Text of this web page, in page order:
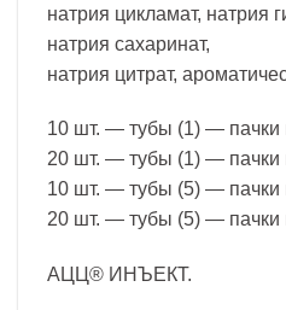
натрия цикламат, натрия
натрия сахаринат,
натрия цитрат,
10 шт. — тубы (1) — пачки
20 шт. — тубы (1) — пачки
10 шт. — тубы (5) — пачки
20 шт. — тубы (5) — пачки
АЦЦ® ИНЪЕКТ.